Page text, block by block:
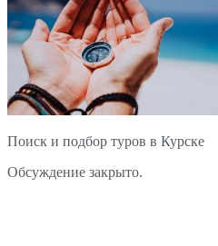
Поиск и подбор туров в Курске
Обсуждение закрыто.